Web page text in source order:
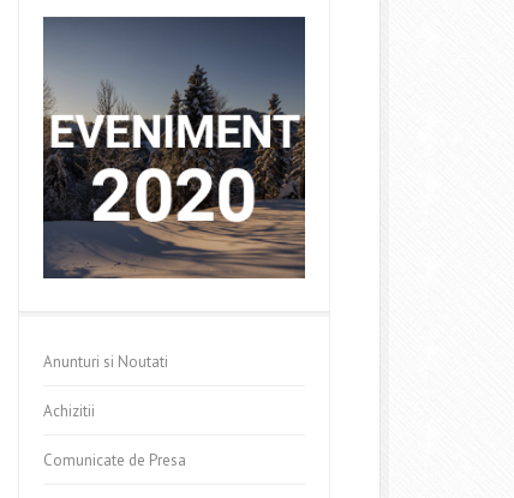
Anunturi si Noutati
Achizitii
Comunicate de Presa